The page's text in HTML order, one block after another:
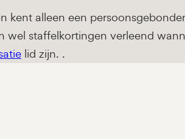
kent alleen een
wel staffelkortingen verleend
lid zijn. .